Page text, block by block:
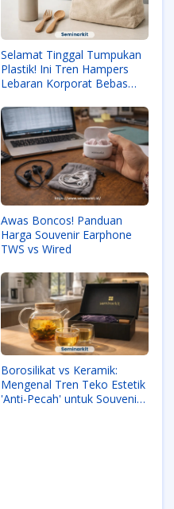
Selamat Tinggal Tumpukan
Plastik! Ini Tren Hampers
Lebaran Korporat Bebas
Awas Boncos! Panduan
Harga Souvenir Earphone
TWS vs Wired
Borosilikat vs Keramik:
Mengenal Tren Teko Estetik
'Anti-Pecah' untuk Souvenir